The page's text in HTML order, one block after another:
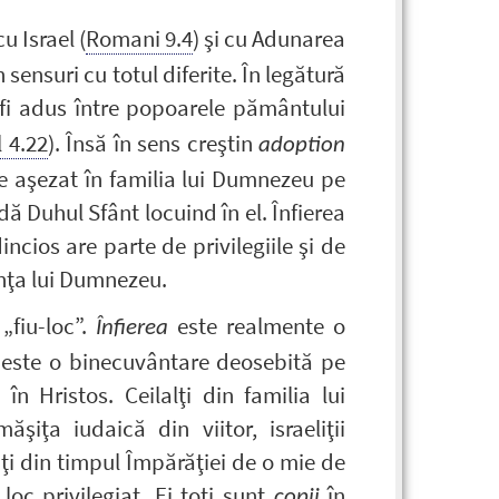
Israel (Romani 9.4) şi cu Adunarea
sensuri cu totul diferite. În legătură
adus între popoarele pământului
4.22). Însă în sens creştinadoption
în familia lui Dumnezeu pe
Duhul Sfânt locuind în el. Înfierea
are parte de privilegiile şi de
lui Dumnezeu.
loc”. Înfierea este realmente o
o binecuvântare deosebită pe
în Hristos. Ceilalţi din familia lui
iudaică din viitor, israeliţii
din timpul Împărăţiei de o mie de